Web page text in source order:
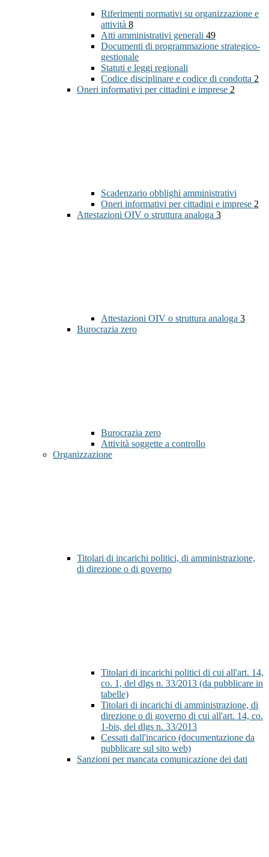
Riferimenti normativi su organizzazione e
attività 8
Atti amministrativi generali 49
Documenti di programmazione strategico-
gestionale
Statuti e leggi regionali
Codice disciplinare e codice di condotta 2
Oneri informativi per cittadini e imprese 2
Scadenzario obblighi amministrativi
Oneri informativi per cittadini e imprese 2
Attestazioni OIV o struttura analoga 3
Attestazioni OIV o struttura analoga 3
Burocrazia zero
Burocrazia zero
Attività soggette a controllo
Organizzazione
Titolari di incarichi politici, di amministrazione,
di direzione o di governo
Titolari di incarichi politici di cui all'art. 14,
co. 1, del dlgs n. 33/2013 (da pubblicare in
tabelle)
Titolari di incarichi di amministrazione, di
direzione o di governo di cui all'art. 14, co.
1-bis, del dlgs n. 33/2013
Cessati dall'incarico (documentazione da
pubblicare sul sito web)
Sanzioni per mancata comunicazione dei dati